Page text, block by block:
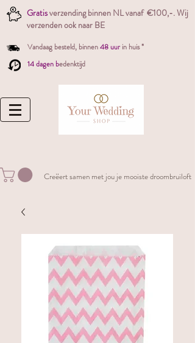
Gratisverzending binnen NL vanaf €100,-. Wij
verzenden ook naar BE
Vandaag besteld, binnen48 uur in huis *
14 dagen bedenktijd
Creëert samen met jou je mooiste droombruiloft